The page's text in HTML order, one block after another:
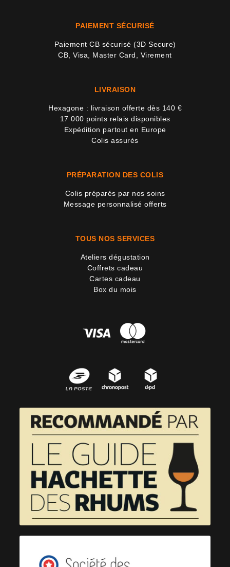
PAIEMENT SÉCURISÉ
Paiement CB sécurisé (3D Secure)
CB, Visa, Master Card, Virement
LIVRAISON
Hexagone : livraison offerte dès 140 €
17 000 points relais disponibles
Expédition partout en Europe
Colis assurés
PRÉPARATION DES COLIS
Colis préparés par nos soins
Message personnalisé offerts
TOUS NOS SERVICES
Ateliers dégustation
Coffrets cadeau
Cartes cadeau
Box du mois